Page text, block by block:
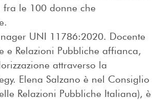
fra le 100 donne che
UNI 11786:2020. Docente
e Relazioni Pubbliche affianca,
attraverso la
Elena Salzano è nel Consiglio
Relazioni Pubbliche Italiana), è